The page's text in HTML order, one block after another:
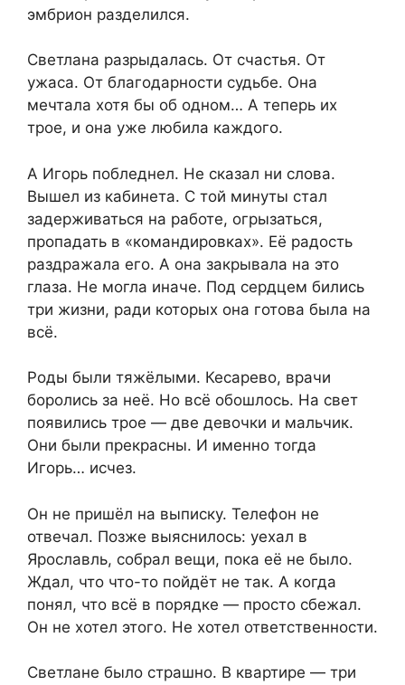
эмбрион разделился.
Светлана разрыдалась. От счастья. От
ужаса. От благодарности судьбе. Она
мечтала хотя бы об одном… А теперь их
трое, и она уже любила каждого.
А Игорь побледнел. Не сказал ни слова.
Вышел из кабинета. С той минуты стал
задерживаться на работе, огрызаться,
пропадать в «командировках». Её радость
раздражала его. А она закрывала на это
глаза. Не могла иначе. Под сердцем бились
три жизни, ради которых она готова была на
всё.
Роды были тяжёлыми. Кесарево, врачи
боролись за неё. Но всё обошлось. На свет
появились трое — две девочки и мальчик.
Они были прекрасны. И именно тогда
Игорь… исчез.
Он не пришёл на выписку. Телефон не
отвечал. Позже выяснилось: уехал в
Ярославль, собрал вещи, пока её не было.
Ждал, что что-то пойдёт не так. А когда
понял, что всё в порядке — просто сбежал.
Он не хотел этого. Не хотел ответственности.
Светлане было страшно. В квартире — три